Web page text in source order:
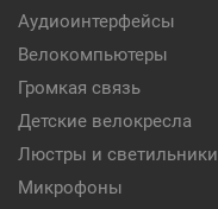
Аудиоинтерфейсы
Велокомпьютеры
Громкая связь
Детские велокресла
Люстры и светильники
Микрофоны